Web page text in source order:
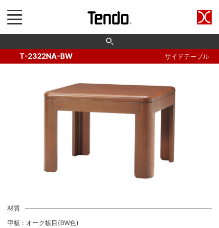
T-2322NA-BW サイドテーブル
材質
甲板 : オーク板目(BW色)